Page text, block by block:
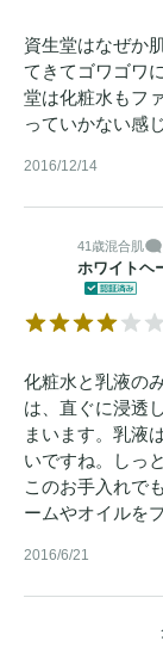
資生堂はなぜか
てきてゴワゴワ
堂は化粧水もフ
っていかない感
2016/12/14
41歳混合肌
ホワイトヘ
化粧水と乳液の
は、直ぐに浸透
まいます。乳液
いですね。しっ
このお手入れで
ームやオイルを
2016/6/21